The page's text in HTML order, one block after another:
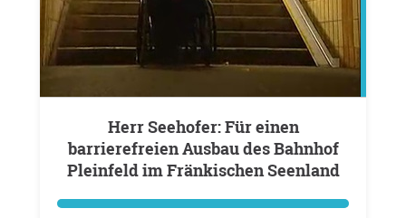
Herr Seehofer: Für einen
barrierefreien Ausbau des Bahnhof
Pleinfeld im Fränkischen Seenland